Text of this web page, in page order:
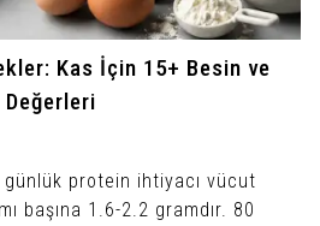
Kas İçin 15+ Besin ve
Değerleri
günlük protein ihtiyacı vücut
başına 1.6-2.2 gramdır. 80